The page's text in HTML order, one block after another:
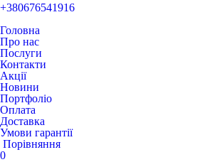
+380676541916
Головна
Про нас
Послуги
Контакти
Акції
Новини
Портфоліо
Оплата
Доставка
Умови гарантії
Порівняння
0